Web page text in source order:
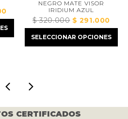
El
precio
actual
NEGRO MATE VISOR
IRIDIUM AZUL
$320.000 El
precio
original
$ 291.000El
SELECCIONAR OPCIONES
CERTIFICADOS